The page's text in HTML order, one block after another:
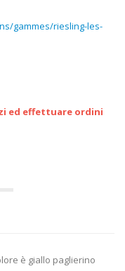
gammes/riesling-les-
ed effettuare ordini
è giallo paglierino